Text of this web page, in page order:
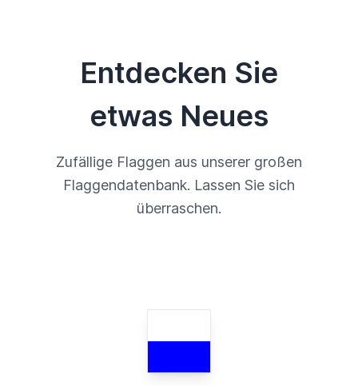
Entdecken Sie
etwas Neues
Zufällige Flaggen aus unserer großen
Flaggendatenbank. Lassen Sie sich
überraschen.